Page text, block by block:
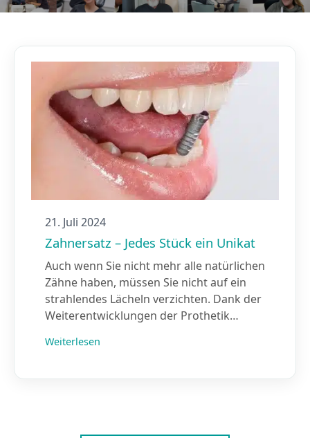
Unser Blog
21. Juli 2024
Zahnersatz – Jedes Stück ein Unikat
Auch wenn Sie nicht mehr alle natürlichen
Zähne haben, müssen Sie nicht auf ein
strahlendes Lächeln verzichten. Dank der
Weiterentwicklungen der Prothetik…
Weiterlesen